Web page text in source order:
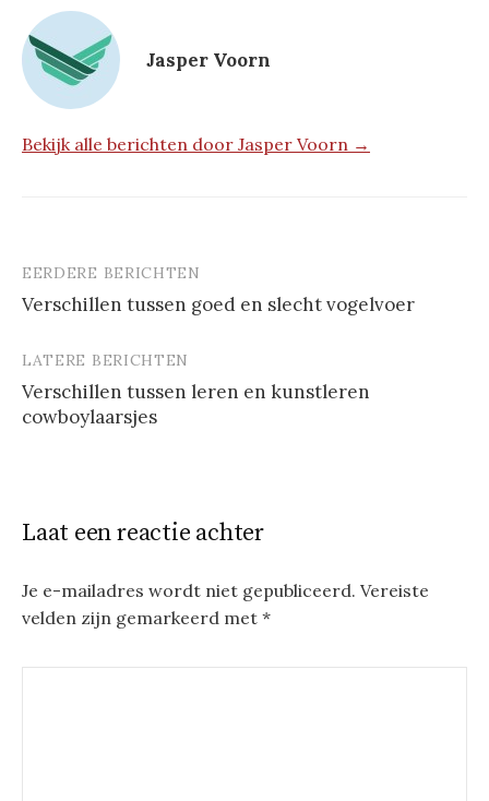
Jasper Voorn
Bekijk alle berichten door Jasper Voorn →
Berichtnavigatie
EERDERE BERICHTEN
Verschillen tussen goed en slecht vogelvoer
LATERE BERICHTEN
Verschillen tussen leren en kunstleren
cowboylaarsjes
Laat een reactie achter
Je e-mailadres wordt niet gepubliceerd. Vereiste
velden zijn gemarkeerd met *